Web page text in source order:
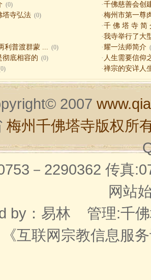
(0) ·千佛慈善会创
塔寺弘法 (0) ·梅州市第一尊
·千 佛 塔 寺 简
·我寺举行了大
利普渡群蒙 ... (0) ·耀一法师简介
彻底相容的 (0) · 人生需要信仰
·禅宗的安详人
2007
梅州千佛塔寺版权所
－2290362 传
网站
by： 易林 管理:千
互联网宗教信息服务